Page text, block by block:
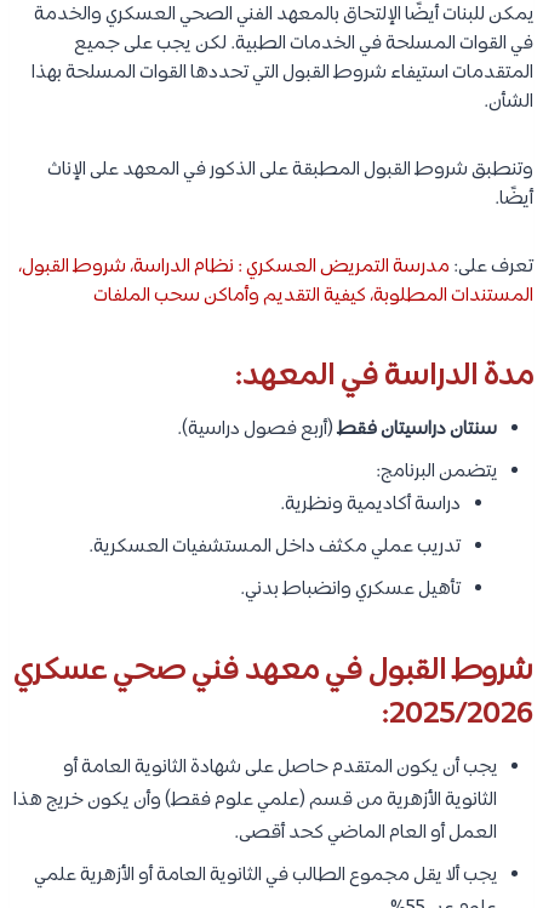
يمكن للبنات أيضًا الإلتحاق بالمعهد الفني الصحي العسكري والخدمة
في القوات المسلحة في الخدمات الطبية. لكن يجب على جميع
المتقدمات استيفاء شروط القبول التي تحددها القوات المسلحة بهذا
الشأن.
وتنطبق شروط القبول المطبقة على الذكور في المعهد على الإناث
أيضًا.
تعرف على: مدرسة التمريض العسكري : نظام الدراسة، شروط القبول،
المستندات المطلوبة، كيفية التقديم وأماكن سحب الملفات
مدة الدراسة في المعهد:
سنتان دراسيتان فقط(أربع فصول دراسية).
يتضمن البرنامج:
دراسة أكاديمية ونظرية.
تدريب عملي مكثف داخل المستشفيات العسكرية.
تأهيل عسكري وانضباط بدني.
شروط القبول في معهد فني صحي عسكري
2025/2026:
يجب أن يكون المتقدم حاصل على شهادة الثانوية العامة أو
الثانوية الأزهرية من قسم (علمي علوم فقط) وأن يكون خريج هذا
العمل أو العام الماضي كحد أقصى.
يجب ألا يقل مجموع الطالب في الثانوية العامة أو الأزهرية علمي